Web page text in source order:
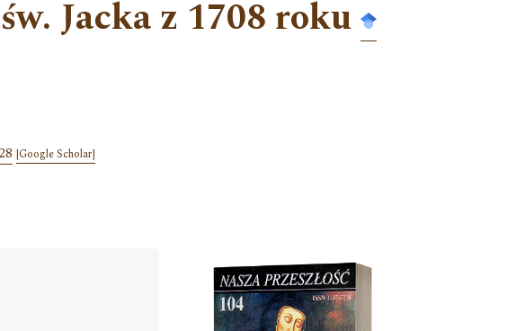
Jacka z 1708 roku
[Google Scholar]
Cover image